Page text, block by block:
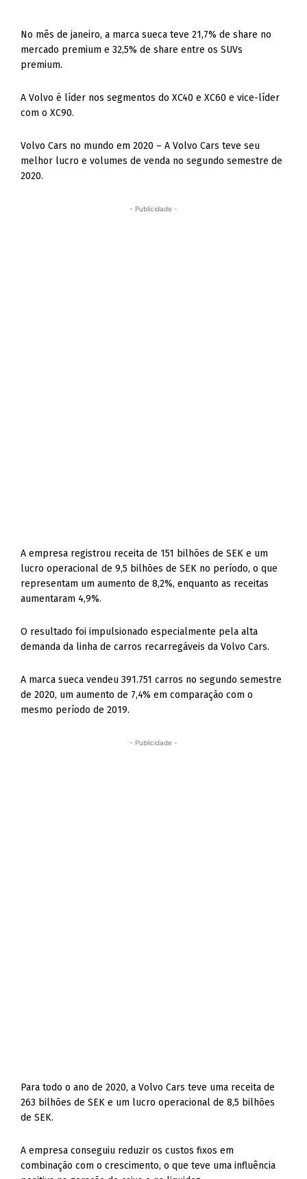
No mês de janeiro, a marca sueca teve 21,7% de share no
mercado premium e 32,5% de share entre os SUVs
premium.
A Volvo é líder nos segmentos do XC40 e XC60 e vice-líder
com o XC90.
Volvo Cars no mundo em 2020 – A Volvo Cars teve seu
melhor lucro e volumes de venda no segundo semestre de
2020.
- Publicidade -
A empresa registrou receita de 151 bilhões de SEK e um
lucro operacional de 9,5 bilhões de SEK no período, o que
representam um aumento de 8,2%, enquanto as receitas
aumentaram 4,9%.
O resultado foi impulsionado especialmente pela alta
demanda da linha de carros recarregáveis ​​da Volvo Cars.
A marca sueca vendeu 391.751 carros no segundo semestre
de 2020, um aumento de 7,4% em comparação com o
mesmo período de 2019.
- Publicidade -
Para todo o ano de 2020, a Volvo Cars teve uma receita de
263 bilhões de SEK e um lucro operacional de 8,5 bilhões
de SEK.
A empresa conseguiu reduzir os custos fixos em
combinação com o crescimento, o que teve uma influência